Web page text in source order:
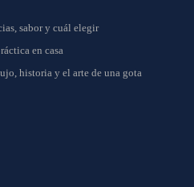
sabor y cuál elegir
en casa
historia y el arte de una gota